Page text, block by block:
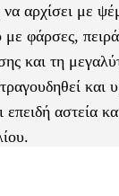
αρχίσει με
με φάρσες,
και τη
αστεία